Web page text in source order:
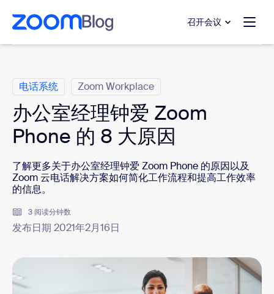
至主要内容
至帮助聊天
召开会议
电话系统 Zoom Workplace
办公室经理钟爱 Zoom
Phone 的 8 大原因
了解更多关于办公室经理钟爱 Zoom Phone 的原因以及
Zoom 云电话解决方案如何简化工作流程和提高工作效率
的信息。
3 阅读分钟数
发布日期 2021年2月16日